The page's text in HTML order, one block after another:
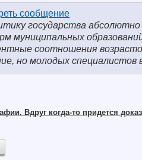
государства
муниципальных
соотношения
но молодых
Вдруг когда-то придется